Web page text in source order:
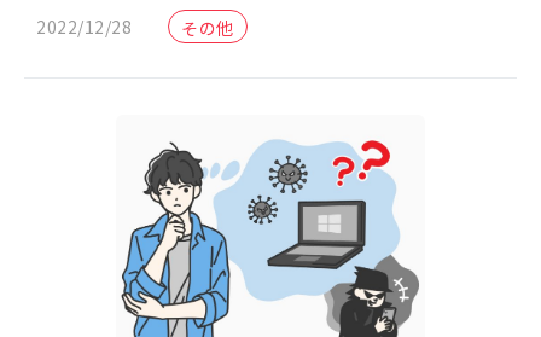
2022/12/28 その他